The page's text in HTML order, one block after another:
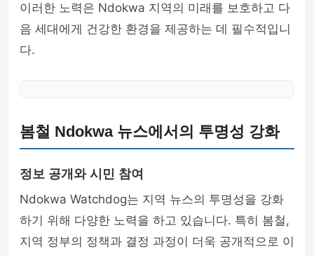
이러한 노력은 Ndokwa 지역의 미래를 보호하고 다
음 세대에게 건강한 환경을 제공하는 데 필수적입니
다.
봄철 Ndokwa 뉴스에서의 투명성 강화
정보 공개와 시민 참여
Ndokwa Watchdog는 지역 뉴스의 투명성을 강화
하기 위해 다양한 노력을 하고 있습니다. 특히 봄철,
지역 정부의 정책과 결정 과정이 더욱 공개적으로 이